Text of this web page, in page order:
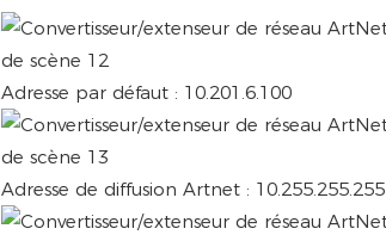
Adresse par défaut : 10.201.6.100
Adresse de diffusion Artnet : 10.255.255.255